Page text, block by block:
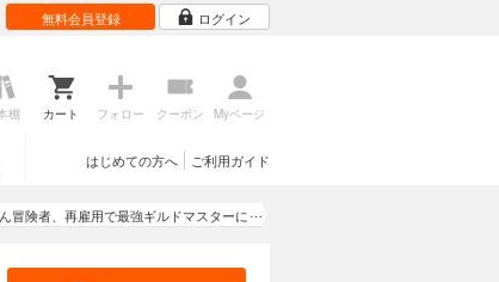
無料会員登録 ログイン
棚 カート フォロー クーポン Myページ
ご利用ガイド
はじめての方へ
冒険者、再雇用で最強ギルドマスターに